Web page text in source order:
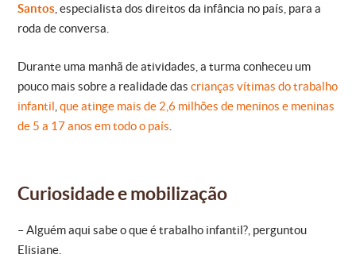
Santos , especialista dos direitos da infância no país, para a
roda de conversa.
Durante uma manhã de atividades, a turma conheceu um
pouco mais sobre a realidade das crianças vítimas do trabalho
infantil que atinge mais de 2,6 milhões de meninos e meninas
de 5 a 17 anos em todo o país
Curiosidade e mobilização
– Alguém aqui sabe o que é trabalho infantil?, perguntou
Elisiane.